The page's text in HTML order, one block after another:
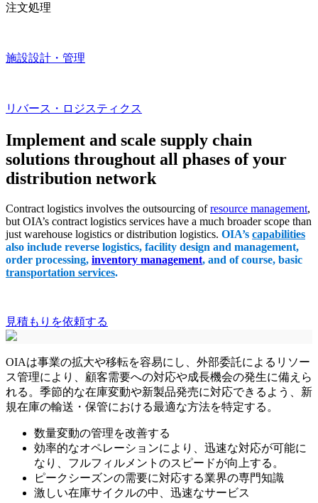
注文処理
施設設計・管理
リバース・ロジスティクス
Implement and scale supply chain
solutions throughout all phases of your
distribution network
Contract logistics involves the outsourcing ofresource management,
but OIA’s contract logistics services have a much broader scope than
just warehouse logistics or distribution logistics. OIA’s capabilities
also include reverse logistics, facility design and management,
order processing, inventory management, and of course, basic
transportation services.
見積もりを依頼する
OIAは事業の拡大や移転を容易にし、外部委託によるリソー
ス管理により、顧客需要への対応や成長機会の発生に備えら
れる。季節的な在庫変動や新製品発売に対応できるよう、新
規在庫の輸送・保管における最適な方法を特定する。
数量変動の管理を改善する
効率的なオペレーションにより、迅速な対応が可能に
なり、フルフィルメントのスピードが向上する。
ピークシーズンの需要に対応する業界の専門知識
激しい在庫サイクルの中、迅速なサービス